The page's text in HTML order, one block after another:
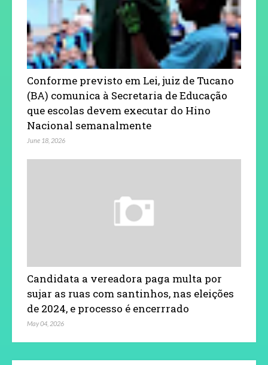
Conforme previsto em Lei, juiz de Tucano
(BA) comunica à Secretaria de Educação
que escolas devem executar do Hino
Nacional semanalmente
June 18, 2026
Candidata a vereadora paga multa por
sujar as ruas com santinhos, nas eleições
de 2024, e processo é encerrrado
May 04, 2026